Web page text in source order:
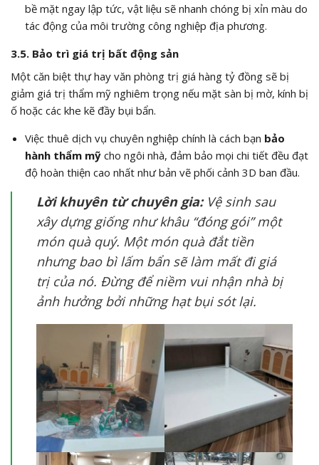
bề mặt ngay lập tức, vật liệu sẽ nhanh chóng bị xỉn màu do
tác động của môi trường công nghiệp địa phương.
3.5. Bảo trì giá trị bất động sản
Một căn biệt thự hay văn phòng trị giá hàng tỷ đồng sẽ bị
giảm giá trị thẩm mỹ nghiêm trọng nếu mặt sàn bị mờ, kính bị
ố hoặc các khe kẽ đầy bụi bẩn.
Việc thuê dịch vụ chuyên nghiệp chính là cách bạn bảo
hành thẩm mỹcho ngôi nhà, đảm bảo mọi chi tiết đều đạt
độ hoàn thiện cao nhất như bản vẽ phối cảnh 3D ban đầu.
Lời khuyên từ chuyên gia:Vệ sinh sau
xây dựng giống như khâu “đóng gói” một
món quà quý. Một món quà đắt tiền
nhưng bao bì lấm bẩn sẽ làm mất đi giá
trị của nó. Đừng để niềm vui nhận nhà bị
ảnh hưởng bởi những hạt bụi sót lại.